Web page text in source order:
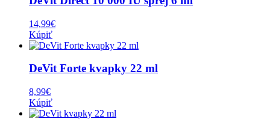
14,99€
Kúpiť
DeVit Forte kvapky 22 ml
8,99€
Kúpiť